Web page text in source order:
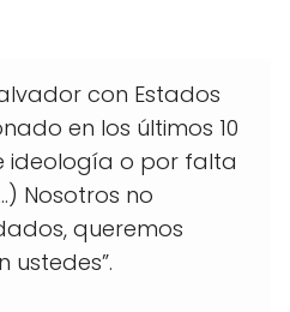
con Estados
en los últimos 10
ideología o por falta
Nosotros no
queremos
ustedes”.